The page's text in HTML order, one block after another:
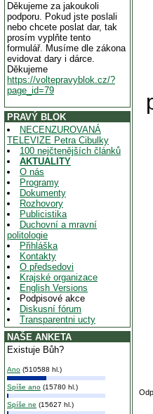
Děkujeme za jakoukoli
podporu. Pokud jste poslali
nebo chcete poslat dar, tak
prosím vyplňte tento
formulář. Musíme dle zákona
evidovat dary i dárce.
Děkujeme
https://voltepravyblok.cz/?
page_id=79
PRAVÝ BLOK
NECENZUROVANÁ
TELEVIZE Petra Cibulky
100 nejčtenějších článků
AKTUALITY
O nás
Programy
Dokumenty
Rozhovory
Publicistika
Duchovní a mravní
politologie
Přihláška
Kontakty
O předsedovi
Krajské organizace
English Versions
Podpisové akce
Diskusní fórum
Transparentni ucty
NAŠE ANKETA
Existuje Bůh?
Ano (510588 hl.)
Spíše ano (15780 hl.)
Spíše ne (15627 hl.)